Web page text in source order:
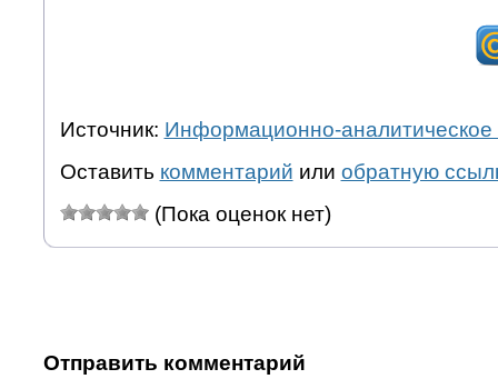
Источник: Информационно-аналитическое
Оставить комментарий или обратную
(Пока оценок нет)
Отправить комментарий